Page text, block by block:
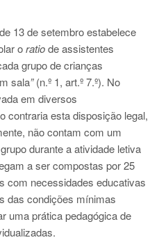
13 de setembro estabelece
oratiode assistentes
grupo de crianças
sala”(n.º 1, art.º 7.º). No
em diversos
contraria esta disposição legal,
não contam com um
durante a atividade letiva
a ser compostas por 25
com necessidades educativas
das condições mínimas
uma prática pedagógica de